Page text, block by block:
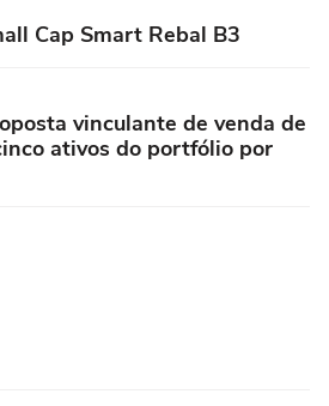
Cap Smart Rebal B3
vinculante de venda de
ativos do portfólio por